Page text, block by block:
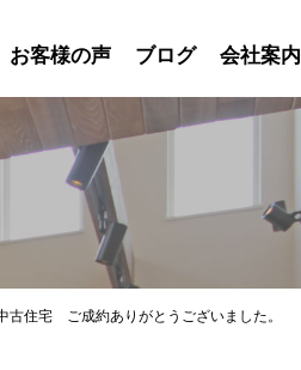
お客様の声 ブログ 会社案内
住宅 ご成約ありがとうございました。